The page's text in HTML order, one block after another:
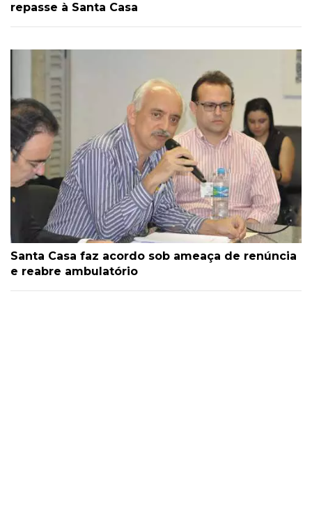
repasse à Santa Casa
Santa Casa faz acordo sob ameaça de renúncia
e reabre ambulatório